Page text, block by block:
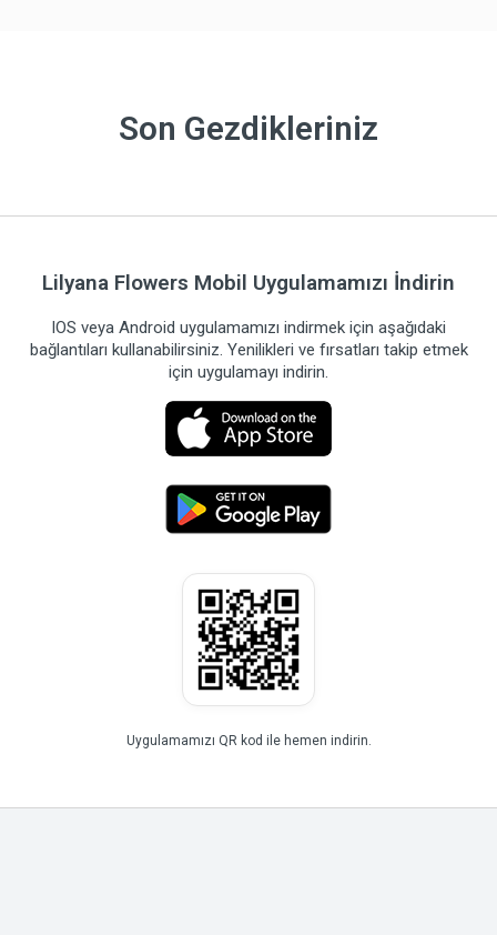
Son Gezdikleriniz
Lilyana Flowers Mobil Uygulamamızı İndirin
IOS veya Android uygulamamızı indirmek için aşağıdaki
bağlantıları kullanabilirsiniz. Yenilikleri ve fırsatları takip etmek
için uygulamayı indirin.
Uygulamamızı QR kod ile hemen indirin.